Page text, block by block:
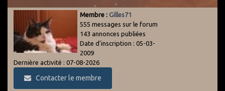
Membre : Gilles71
555 messages sur le forum
143 annonces publiées
Date d'inscription : 05-03-
2009
Dernière activité : 07-08-2026
Contacter le membre